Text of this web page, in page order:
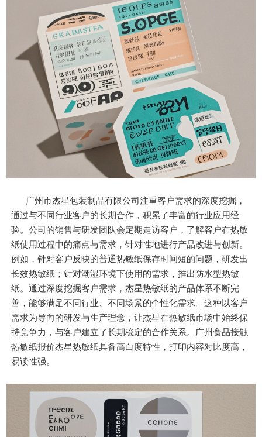
广州市杰星包装制品有限公司注重客户需求的深度挖掘，
通过与不同行业客户的长期合作，积累了丰富的行业应用经
验。公司的销售与研发团队会定期走访客户，了解客户在热敏
纸使用过程中的痛点与需求，针对性地进行产品改进与创新。
例如，针对客户反映的普通热敏纸保存时间短的问题，研发出
长效热敏纸；针对潮湿环境下使用的需求，推出防水型热敏
纸。通过深度挖掘客户需求，杰星热敏纸的产品体系不断完
善，能够满足不同行业、不同场景的个性化需求。这种以客户
需求为导向的研发与生产理念，让杰星在热敏纸市场中始终保
持竞争力，与客户建立了长期稳定的合作关系。广州食品接触
热敏纸报价杰星热敏纸具备高白度特性，打印内容对比度高，
易读性强。